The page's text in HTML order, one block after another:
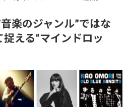
楽のジャンル”ではな
える“マインドロッ